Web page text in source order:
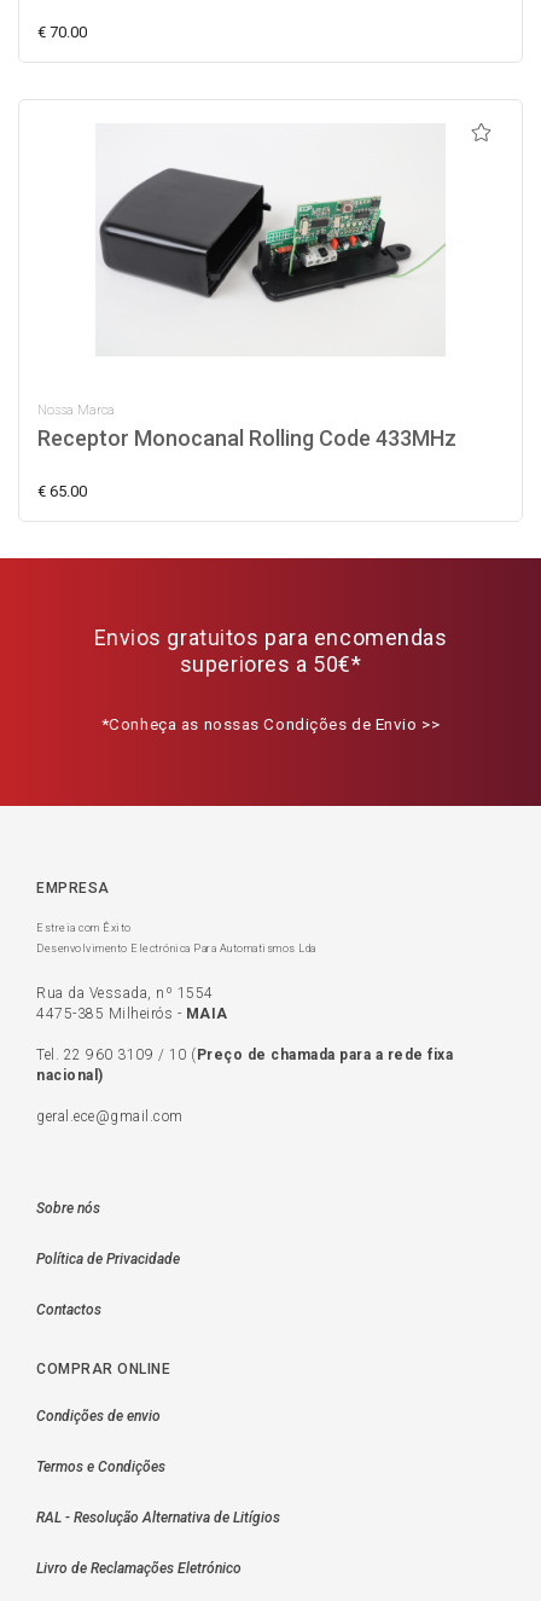
€ 70.00
Nossa Marca
Receptor Monocanal Rolling Code 433MHz
€ 65.00
Envios gratuitos para encomendas
superiores a 50€*
*Conheça as nossas Condições de Envio >>
EMPRESA
Estreia com Êxito
Desenvolvimento Electrónica Para Automatismos Lda
Rua da Vessada, nº 1554
4475-385 Milheirós - MAIA
Tel. 22 960 3109 / 10 ( Preço de c hamada para a rede fixa
nacional)
geral.ece@gmail.com
Sobre nós
Política de Privacidade
Contactos
COMPRAR ONLINE
Condições de envio
Termos e Condições
RAL - Resolução Alternativa de Litígios
Livro de Reclamações Eletrónico